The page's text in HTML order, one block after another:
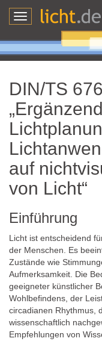
Toggle
DIN/TS
auf
von Licht“
Einführung
Licht ist entscheidend
der Menschen. Es
Zustände wie
Aufmerksamkeit. Die
geeigneter künstlicher
Wohlbefindens, der
circadianen Rhythmus,
wissenschaftlich
Empfehlungen von